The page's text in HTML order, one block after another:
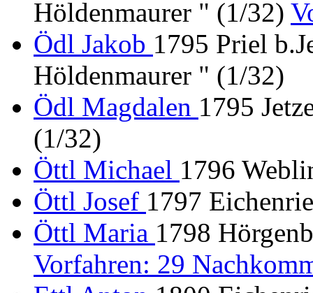
Höldenmaurer " (1/32)
Ödl Jakob 1795 Priel
Höldenmaurer " (1/32)
Ödl Magdalen 1795
(1/32)
Öttl Michael 1796
Öttl Josef 1797
Öttl Maria 1798
Vorfahren: 29